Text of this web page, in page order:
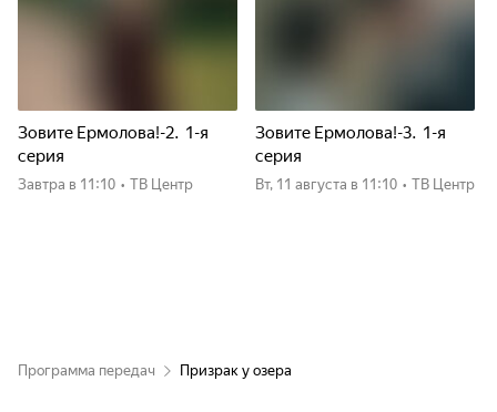
Зовите Ермолова!-2. 1-я
серия
Завтра в 11:10 • ТВ Центр
Зовите Ермолова!-3. 1-я
серия
вт, 11 августа в 11:10 • ТВ Центр
Программа передач Призрак у озера